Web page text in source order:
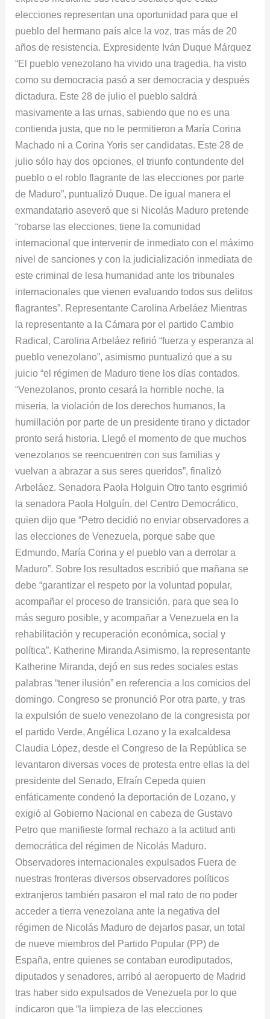
elecciones representan una oportunidad para que el
pueblo del hermano país alce la voz, tras más de 20
años de resistencia. Expresidente Iván Duque Márquez
“El pueblo venezolano ha vivido una tragedia, ha visto
como su democracia pasó a ser democracia y después
dictadura. Este 28 de julio el pueblo saldrá
masivamente a las urnas, sabiendo que no es una
contienda justa, que no le permitieron a María Corina
Machado ni a Corina Yoris ser candidatas. Este 28 de
julio sólo hay dos opciones, el triunfo contundente del
pueblo o el roblo flagrante de las elecciones por parte
de Maduro”, puntualizó Duque. De igual manera el
exmandatario aseveró que si Nicolás Maduro pretende
“robarse las elecciones, tiene la comunidad
internacional que intervenir de inmediato con el máximo
nivel de sanciones y con la judicialización inmediata de
este criminal de lesa humanidad ante los tribunales
internacionales que vienen evaluando todos sus delitos
flagrantes”. Representante Carolina Arbeláez Mientras
la representante a la Cámara por el partido Cambio
Radical, Carolina Arbeláez refirió “fuerza y esperanza al
pueblo venezolano”, asimismo puntualizó que a su
juicio “el régimen de Maduro tiene los días contados.
“Venezolanos, pronto cesará la horrible noche, la
miseria, la violación de los derechos humanos, la
humillación por parte de un presidente tirano y dictador
pronto será historia. Llegó el momento de que muchos
venezolanos se reencuentren con sus familias y
vuelvan a abrazar a sus seres queridos”, finalizó
Arbeláez. Senadora Paola Holguin Otro tanto esgrimió
la senadora Paola Holguín, del Centro Democrático,
quien dijo que “Petro decidió no enviar observadores a
las elecciones de Venezuela, porque sabe que
Edmundo, María Corina y el pueblo van a derrotar a
Maduro”. Sobre los resultados escribió que mañana se
debe “garantizar el respeto por la voluntad popular,
acompañar el proceso de transición, para que sea lo
más seguro posible, y acompañar a Venezuela en la
rehabilitación y recuperación económica, social y
política”. Katherine Miranda Asimismo, la representante
Katherine Miranda, dejó en sus redes sociales estas
palabras “tener ilusión” en referencia a los comicios del
domingo. Congreso se pronunció Por otra parte, y tras
la expulsión de suelo venezolano de la congresista por
el partido Verde, Angélica Lozano y la exalcaldesa
Claudia López, desde el Congreso de la República se
levantaron diversas voces de protesta entre ellas la del
presidente del Senado, Efraín Cepeda quien
enfáticamente condenó la deportación de Lozano, y
exigió al Gobierno Nacional en cabeza de Gustavo
Petro que manifieste formal rechazo a la actitud anti
democrática del régimen de Nicolás Maduro.
Observadores internacionales expulsados Fuera de
nuestras fronteras diversos observadores políticos
extranjeros también pasaron el mal rato de no poder
acceder a tierra venezolana ante la negativa del
régimen de Nicolás Maduro de dejarlos pasar, un total
de nueve miembros del Partido Popular (PP) de
España, entre quienes se contaban eurodiputados,
diputados y senadores, arribó al aeropuerto de Madrid
tras haber sido expulsados de Venezuela por lo que
indicaron que “la limpieza de las elecciones